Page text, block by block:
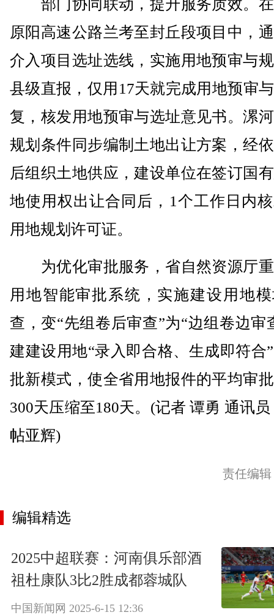
部门协同联动，提升服务质效。
原阳高速公路兰考至封丘段项目中，
介入项目选址选线，实施用地预审与
县级直报，仅用17天就完成用地预审
复，核发用地预审与选址意见书。漯
规划条件同步编制土地出让方案，经
后组织土地供应，建设单位在签订国
地使用权出让合同后，1个工作日内
用地规划许可证。
为优化审批服务，省自然资源厅
用地智能审批系统，实施建设用地
查，变“先组卷后审查”为“边组卷边审
建建设用地“录入即合格、生成即符合
批新模式，使全省用地报件的平均审
300天压缩至180天。(记者 谭勇 通讯
帖亚辉)
责任编
编辑精选
2025中超联赛：河南俱乐部酒
祖杜康队3比2胜成都蓉城队
中国新闻网 2025-6-15 12:36